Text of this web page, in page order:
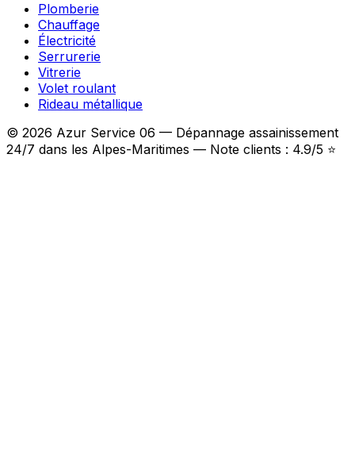
Plomberie
Chauffage
Électricité
Serrurerie
Vitrerie
Volet roulant
Rideau métallique
© 2026 Azur Service 06 — Dépannage assainissement
24/7 dans les Alpes-Maritimes — Note clients : 4.9/5 ⭐